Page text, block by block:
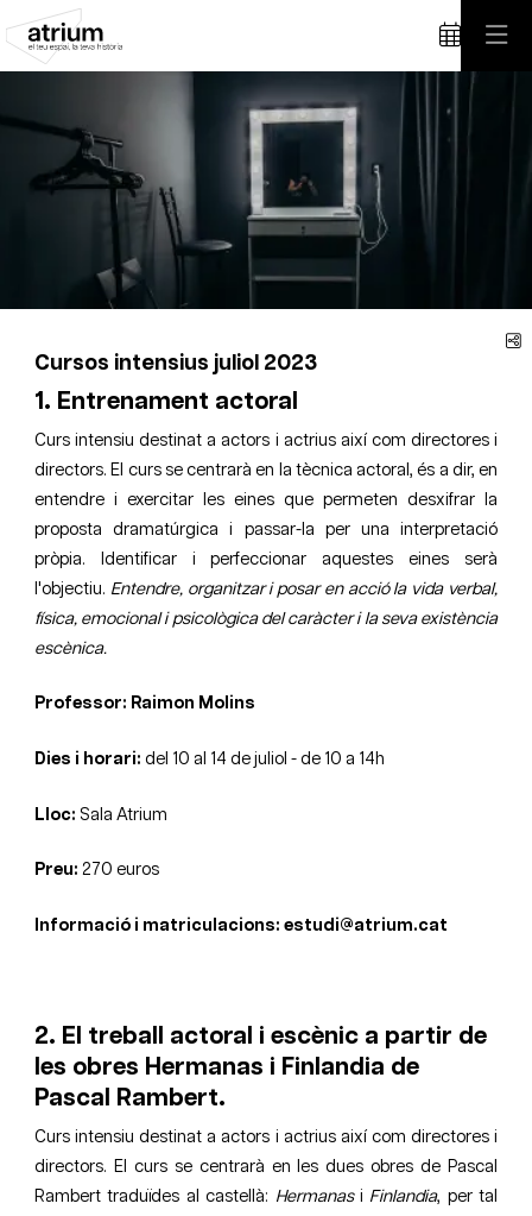
Cursos intensius juliol 2023
1. Entrenament actoral
Curs intensiu destinat a actors i actrius així com directores i
directors. El curs se centrarà en la tècnica actoral, és a dir, en
entendre i exercitar les eines que permeten desxifrar la
proposta dramatúrgica i passar-la per una interpretació
pròpia. Identificar i perfeccionar aquestes eines serà
l'objectiu. Entendre, organitzar i posar en acció la vida verbal,
física, emocional i psicològica del caràcter i la seva existència
escènica.
Professor: Raimon Molins
Dies i horari: del 10 al 14 de juliol - de 10 a 14h
Lloc: Sala Atrium
Preu: 270 euros
Informació i matriculacions: estudi@atrium.cat
2. El treball actoral i escènic a partir de
les obres Hermanas i Finlandia de
Pascal Rambert.
Curs intensiu destinat a actors i actrius així com directores i
directors. El curs se centrarà en les dues obres de Pascal
Rambert traduïdes al castellà: Hermanas i Finlandia, per tal